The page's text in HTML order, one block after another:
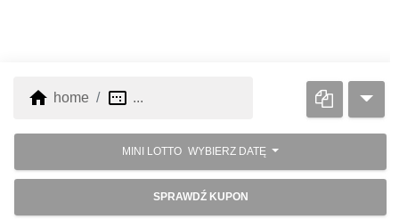
home home image_aspect_ratio ...
MINI LOTTO WYBIERZ DATĘ
SPRAWDŹ KUPON